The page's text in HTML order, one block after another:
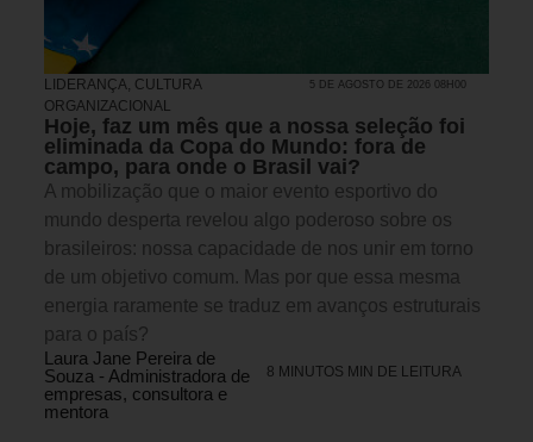
LIDERANÇA, CULTURA
ORGANIZACIONAL
5 DE AGOSTO DE 2026 08H00
Hoje, faz um mês que a nossa seleção foi
eliminada da Copa do Mundo: fora de
campo, para onde o Brasil vai?
A mobilização que o maior evento esportivo do
mundo desperta revelou algo poderoso sobre os
brasileiros: nossa capacidade de nos unir em torno
de um objetivo comum. Mas por que essa mesma
energia raramente se traduz em avanços estruturais
para o país?
Laura Jane Pereira de
Souza - Administradora de
empresas, consultora e
mentora
8 MINUTOS MIN DE LEITURA